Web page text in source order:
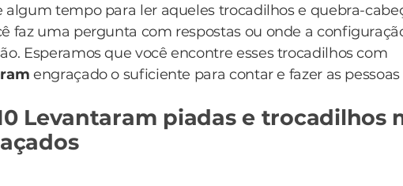
algum tempo para ler aqueles trocadilhos e quebra-
faz uma pergunta com respostas ou onde a
Esperamos que você encontre esses trocadilhos com
engraçado o suficiente para contar e fazer as
Levantaram piadas e trocadilhos